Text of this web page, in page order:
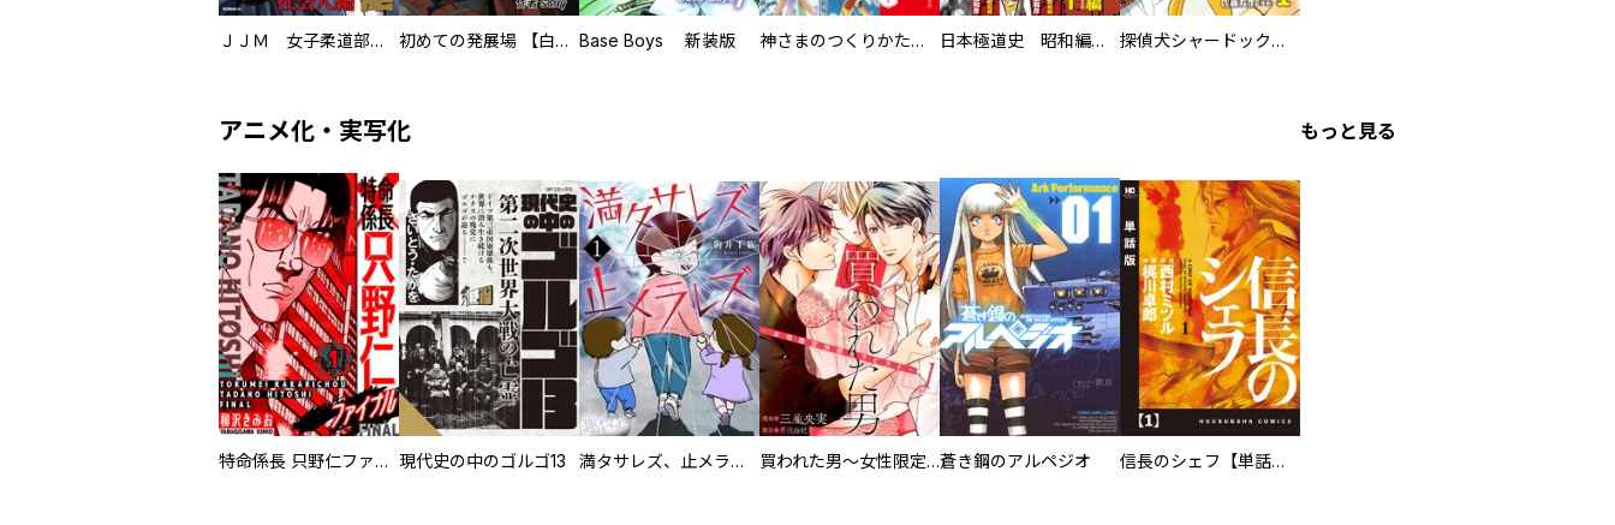
ＪＪＭ 女子柔道部物語 社会人編 初めての発展場 【白抜き修正版】 Base Boys 新装版 神さまのつくりかた。スーパー大合本 日本極道史 昭和編 スーパー大合本 探偵犬シャードック（新装版）
アニメ化・実写化 もっと見る
特命係長 只野仁ファイナル 愛蔵版 現代史の中のゴルゴ13 満タサレズ、止メラレズ 買われた男～女性限定快感セラピスト～【描き下ろしおまけ付き特装版】蒼き鋼のアルペジオ 信長のシェフ【単話版】